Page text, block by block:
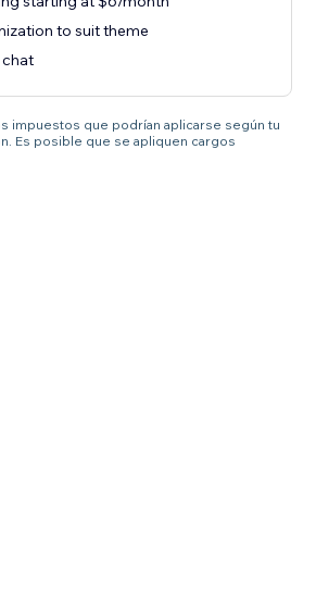
to suit theme
chat
impuestos que podrían aplicarse según tu
Es posible que se apliquen cargos